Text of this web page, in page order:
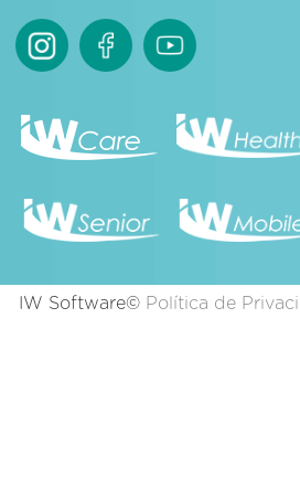
IW Software© Política de